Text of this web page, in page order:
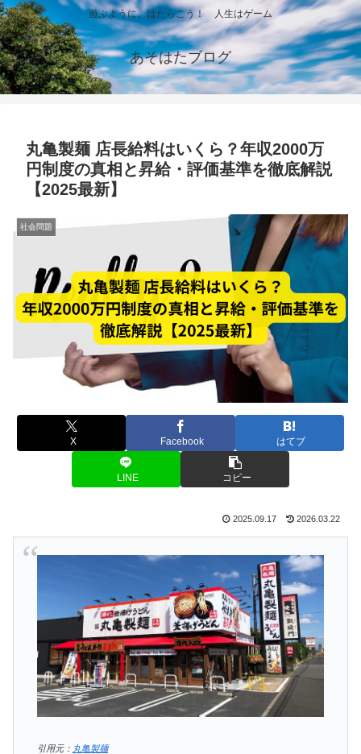
遊ぶように、はたらこう！ 人生はゲーム
あそはたブログ
丸亀製麺 店長給料はいくら？年収2000万
円制度の真相と昇給・評価基準を徹底解説
【2025最新】
社会問題
X Facebook はてブ
LINE コピー
2025.09.17 2026.03.22
引用元： 丸亀製麺